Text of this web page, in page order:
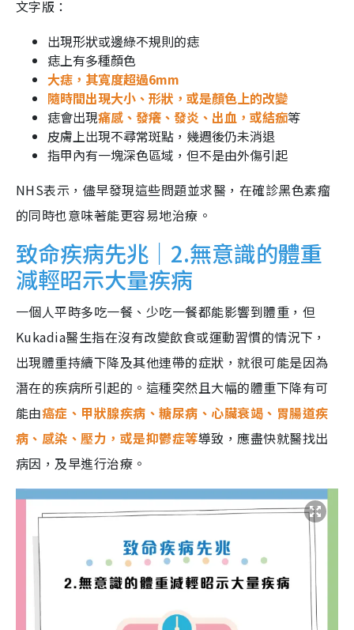
文字版：
出現形狀或邊綠不規則的痣
痣上有多種顏色
大痣，其寬度超過6mm
隨時間出現大小、形狀，或是顏色上的改變
痣會出現痛感、發癢、發炎、出血，或結痂等
皮膚上出現不尋常斑點，幾週後仍未消退
指甲內有一塊深色區域，但不是由外傷引起
NHS表示，儘早發現這些問題並求醫，在確診黑色素瘤
的同時也意味著能更容易地治療。
致命疾病先兆｜2.無意識的體重
減輕昭示大量疾病
一個人平時多吃一餐、少吃一餐都能影響到體重，但
Kukadia醫生指在沒有改變飲食或運動習慣的情況下，
出現體重持續下降及其他連帶的症狀，就很可能是因為
潛在的疾病所引起的。這種突然且大幅的體重下降有可
能由癌症、甲狀腺疾病、糖尿病、心臟衰竭、胃腸道疾
病、感染、壓力，或是抑鬱症等導致，應盡快就醫找出
病因，及早進行治療。